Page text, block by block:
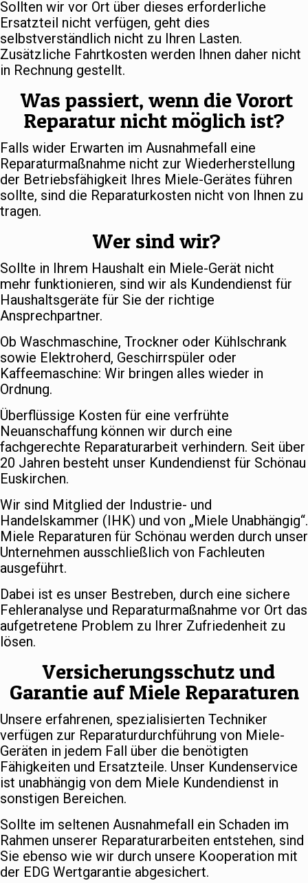
Sollten wir vor Ort über dieses erforderliche
Ersatzteil nicht verfügen, geht dies
selbstverständlich nicht zu Ihren Lasten.
Zusätzliche Fahrtkosten werden Ihnen daher nicht
in Rechnung gestellt.
Was passiert, wenn die Vorort
Reparatur nicht möglich ist?
Falls wider Erwarten im Ausnahmefall eine
Reparaturmaßnahme nicht zur Wiederherstellung
der Betriebsfähigkeit Ihres Miele-Gerätes führen
sollte, sind die Reparaturkosten nicht von Ihnen zu
tragen.
Wer sind wir?
Sollte in Ihrem Haushalt ein Miele-Gerät nicht
mehr funktionieren, sind wir als Kundendienst für
Haushaltsgeräte für Sie der richtige
Ansprechpartner.
Ob Waschmaschine, Trockner oder Kühlschrank
sowie Elektroherd, Geschirrspüler oder
Kaffeemaschine: Wir bringen alles wieder in
Ordnung.
Überflüssige Kosten für eine verfrühte
Neuanschaffung können wir durch eine
fachgerechte Reparaturarbeit verhindern. Seit über
20 Jahren besteht unser Kundendienst für Schönau
Euskirchen.
Wir sind Mitglied der Industrie- und
Handelskammer (IHK) und von „Miele Unabhängig“.
Miele Reparaturen für Schönau werden durch unser
Unternehmen ausschließlich von Fachleuten
ausgeführt.
Dabei ist es unser Bestreben, durch eine sichere
Fehleranalyse und Reparaturmaßnahme vor Ort das
aufgetretene Problem zu Ihrer Zufriedenheit zu
lösen.
Versicherungsschutz und
Garantie auf Miele Reparaturen
Unsere erfahrenen, spezialisierten Techniker
verfügen zur Reparaturdurchführung von Miele-
Geräten in jedem Fall über die benötigten
Fähigkeiten und Ersatzteile. Unser Kundenservice
ist unabhängig von dem Miele Kundendienst in
sonstigen Bereichen.
Sollte im seltenen Ausnahmefall ein Schaden im
Rahmen unserer Reparaturarbeiten entstehen, sind
Sie ebenso wie wir durch unsere Kooperation mit
der EDG Wertgarantie abgesichert.